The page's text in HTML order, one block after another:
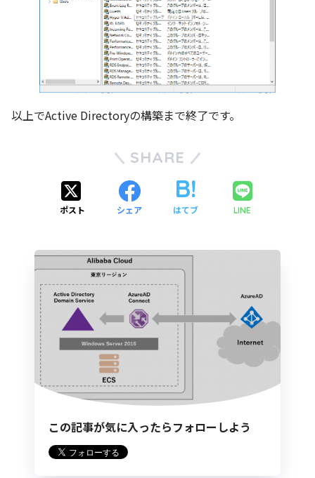
以上でActive Directoryの構築まで終了です。
SHARE
ポスト シェア はてブ LINE
この記事が気に入ったらフォローしよう